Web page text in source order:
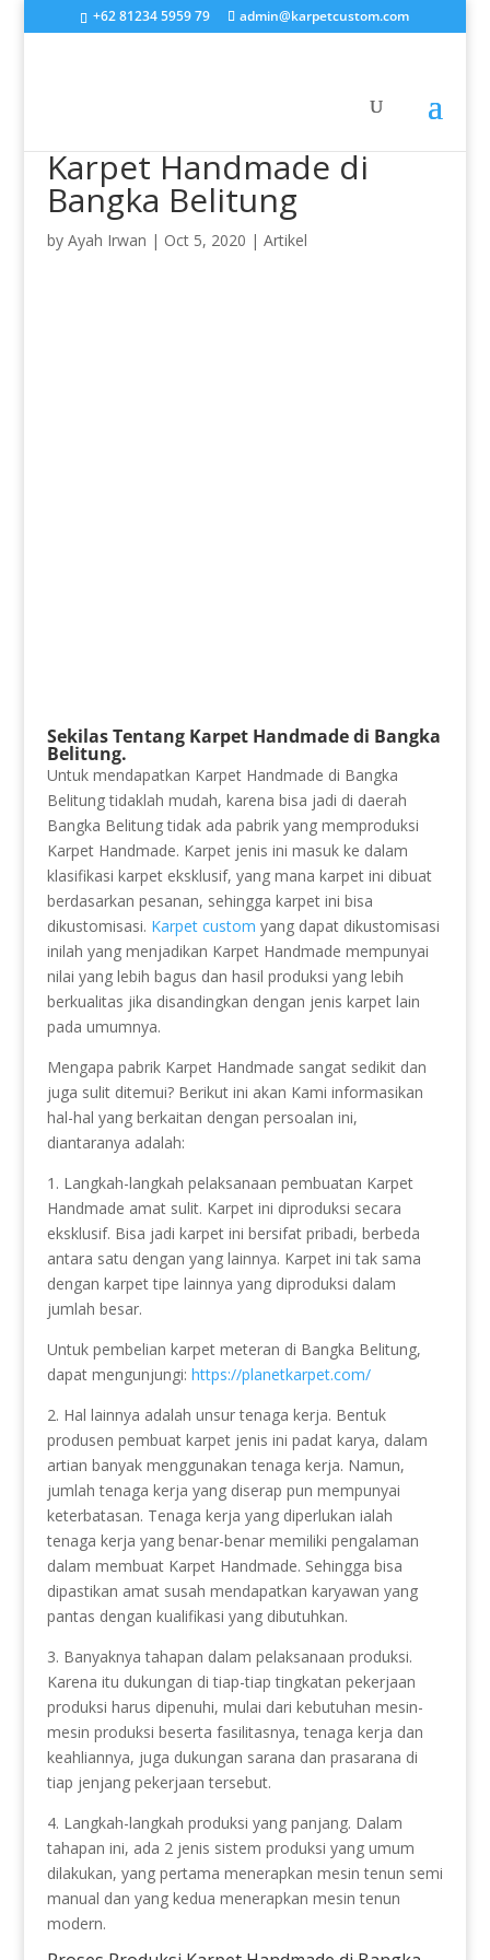
+62 81234 5959 79 admin@karpetcustom.com
Karpet Handmade di
Bangka Belitung
by Ayah Irwan | Oct 5, 2020 | Artikel
Sekilas Tentang Karpet Handmade di Bangka
Belitung.
Untuk mendapatkan Karpet Handmade di Bangka
Belitung tidaklah mudah, karena bisa jadi di daerah
Bangka Belitung tidak ada pabrik yang memproduksi
Karpet Handmade. Karpet jenis ini masuk ke dalam
klasifikasi karpet eksklusif, yang mana karpet ini dibuat
berdasarkan pesanan, sehingga karpet ini bisa
dikustomisasi. Karpet custom yang dapat dikustomisasi
inilah yang menjadikan Karpet Handmade mempunyai
nilai yang lebih bagus dan hasil produksi yang lebih
berkualitas jika disandingkan dengan jenis karpet lain
pada umumnya.
Mengapa pabrik Karpet Handmade sangat sedikit dan
juga sulit ditemui? Berikut ini akan Kami informasikan
hal-hal yang berkaitan dengan persoalan ini,
diantaranya adalah:
1. Langkah-langkah pelaksanaan pembuatan Karpet
Handmade amat sulit. Karpet ini diproduksi secara
eksklusif. Bisa jadi karpet ini bersifat pribadi, berbeda
antara satu dengan yang lainnya. Karpet ini tak sama
dengan karpet tipe lainnya yang diproduksi dalam
jumlah besar.
Untuk pembelian karpet meteran di Bangka Belitung,
dapat mengunjungi: https://planetkarpet.com/
2. Hal lainnya adalah unsur tenaga kerja. Bentuk
produsen pembuat karpet jenis ini padat karya, dalam
artian banyak menggunakan tenaga kerja. Namun,
jumlah tenaga kerja yang diserap pun mempunyai
keterbatasan. Tenaga kerja yang diperlukan ialah
tenaga kerja yang benar-benar memiliki pengalaman
dalam membuat Karpet Handmade. Sehingga bisa
dipastikan amat susah mendapatkan karyawan yang
pantas dengan kualifikasi yang dibutuhkan.
3. Banyaknya tahapan dalam pelaksanaan produksi.
Karena itu dukungan di tiap-tiap tingkatan pekerjaan
produksi harus dipenuhi, mulai dari kebutuhan mesin-
mesin produksi beserta fasilitasnya, tenaga kerja dan
keahliannya, juga dukungan sarana dan prasarana di
tiap jenjang pekerjaan tersebut.
4. Langkah-langkah produksi yang panjang. Dalam
tahapan ini, ada 2 jenis sistem produksi yang umum
dilakukan, yang pertama menerapkan mesin tenun semi
manual dan yang kedua menerapkan mesin tenun
modern.